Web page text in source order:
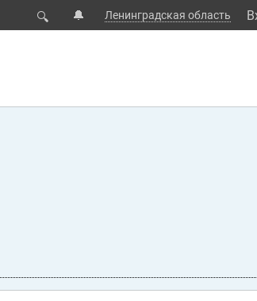
🔍 🔔 Ленинградская область